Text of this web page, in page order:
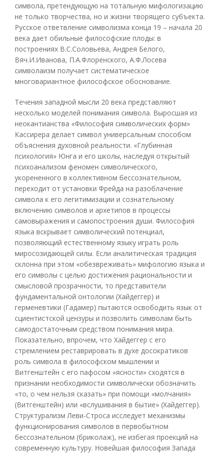
символа, претендующую на тотальную мифологизацию
не только творчества, но и жизни творящего субъекта.
Русское ответвление символизма конца 19 – начала 20
века дает обильные философские плоды: в
построениях В.С.Соловьева, Андрея Белого,
Вяч.И.Иванова, П.А.Флоренского, А.Ф.Лосева
символаизм получает систематическое
многовариантное философское обоснование.
Течения западной мысли 20 века представляют
несколько моделей понимания символа. Выросшая из
неокантианства «Философия символических форм»
Кассирера делает символ универсальным способом
объяснения духовной реальности. «Глубинная
психология» Юнга и его школы, наследуя открытый
психоанализом феномен символического,
укорененного в коллективном бессознательном,
переходит от установки Фрейда на разоблачение
символа к его легитимизации и сознательному
включению символов и архетипов в процессы
самовыражения и самопостроения души. Философия
языка вскрывает символический потенциал,
позволяющий естественному языку играть роль
миросозидающей силы. Если аналитическая традиция
склонна при этом «обезвреживать» мифологию языка и
его символы с целью достижения рациональности и
смысловой прозрачности, то представители
фундаментальной онтологии (Хайдеггер) и
герменевтики (Гадамер) пытаются освободить язык от
сциентистской цензуры и позволить символам быть
самодостаточным средством понимания мира.
Показательно, впрочем, что Хайдеггер с его
стремлением реставрировать в духе досократиков
роль символа в философском мышлении и
Витгенштейн с его пафосом «ясности» сходятся в
признании необходимости символически обозначить
«то, о чем нельзя сказать» при помощи «молчания»
(Витгенштейн) или «вслушивания в бытие» (Хайдеггер).
Структурализм Леви-Строса исследует механизмы
функционирования символов в первобытном
бессознательном (бриколаж), не избегая проекций на
современную культуру. Новейшая философия Запада